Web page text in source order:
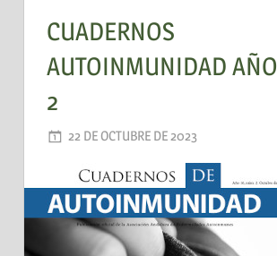
CUADERNOS
AUTOINMUNIDAD
2
22 DE OCTUBRE DE 2023